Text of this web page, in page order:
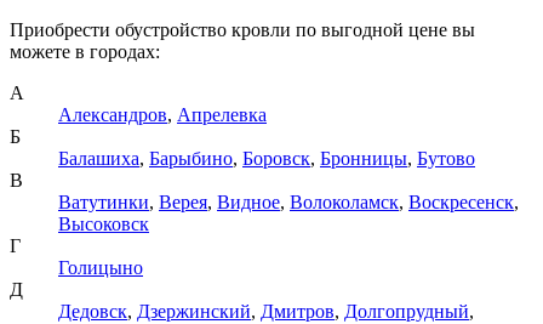
Приобрести обустройство кровли по выгодной цене вы
можете в городах:
А
Александров, Апрелевка
Б
Балашиха, Барыбино, Боровск, Бронницы, Бутово
В
Ватутинки, Верея, Видное, Волоколамск, Воскресенск,
Высоковск
Г
Голицыно
Д
Дедовск, Дзержинский, Дмитров, Долгопрудный,